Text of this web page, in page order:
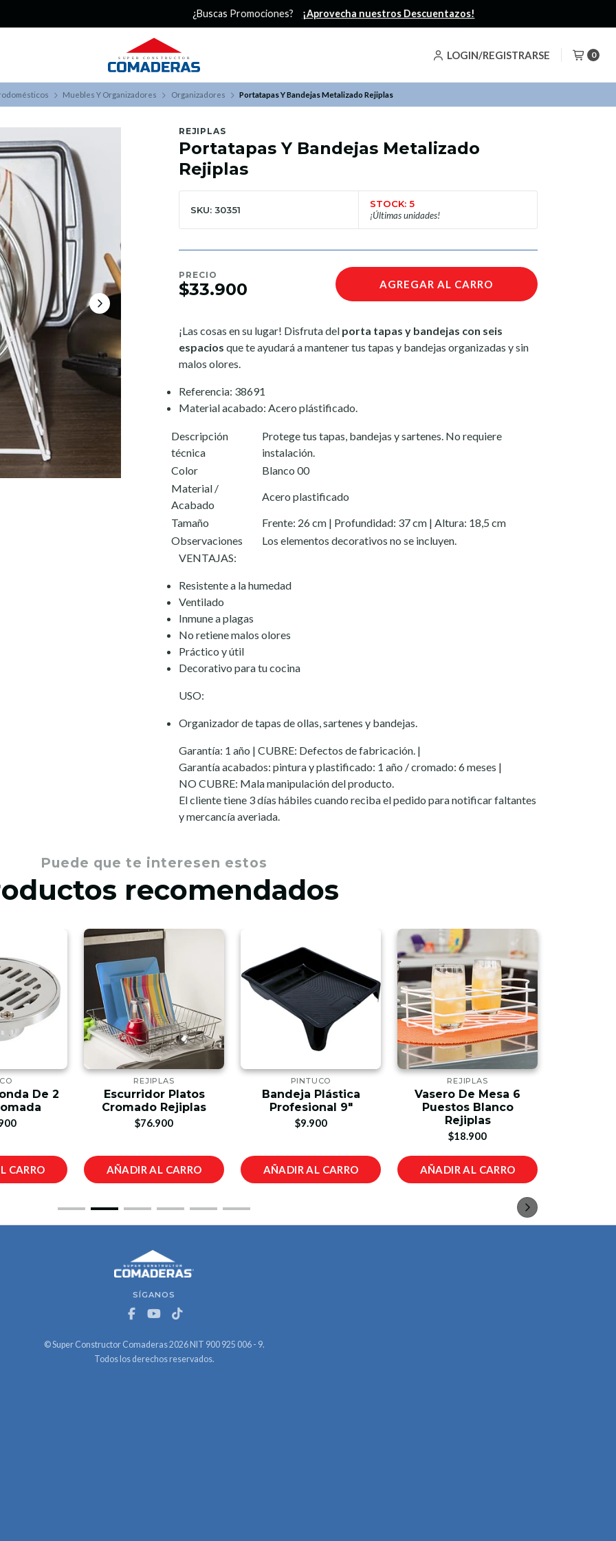
LOGIN/REGISTRARSE 0
¡Aprovecha nuestros Descuentazos!
Muebles Y Organizadores Organizadores Portatapas Y Bandejas Metalizado Rejiplas
REJIPLAS
Portatapas Y Bandejas Metalizado
Rejiplas
SKU: 30351
STOCK: 5
¡Últimas unidades!
PRECIO
$33.900 AGREGAR AL CARRO
¡Las cosas en su lugar! Disfruta del porta tapas y bandejas con seis
espacios que te ayudará a mantener tus tapas y bandejas organizadas y sin
malos olores.
Referencia: 38691
Material acabado: Acero plástificado.
Descripción
técnica
Protege tus tapas, bandejas y sartenes. No requiere
instalación.
Color
Blanco 00
Material /
Acabado
Acero plastificado
Tamaño
Frente: 26 cm | Profundidad: 37 cm | Altura: 18,5 cm
Observaciones
Los elementos decorativos no se incluyen.
VENTAJAS:
Resistente a la humedad
Ventilado
Inmune a plagas
No retiene malos olores
Práctico y útil
Decorativo para tu cocina
USO:
Organizador de tapas de ollas, sartenes y bandejas.
Garantía: 1 año | CUBRE: Defectos de fabricación. |
Garantía acabados: pintura y plastificado: 1 año / cromado: 6 meses |
NO CUBRE: Mala manipulación del producto.
El cliente tiene 3 días hábiles cuando reciba el pedido para notificar faltantes
y mercancía averiada.
Puede que te interesen estos
recomendados
De 2
CARRO
REJIPLAS
Escurridor Platos
Cromado Rejiplas
$76.900
AÑADIR AL CARRO
PINTUCO
Bandeja Plástica
Profesional 9"
$9.900
AÑADIR AL CARRO
REJIPLAS
Vasero De Mesa 6
Puestos Blanco
Rejiplas
$18.900
AÑADIR AL CARRO
SÍGANOS
© Super Constructor Comaderas 2026 NIT 900 925 006 - 9.
Todos los derechos reservados.